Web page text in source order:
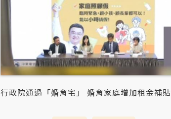
行政院通過「婚育宅」 婚育家庭增加租金補貼